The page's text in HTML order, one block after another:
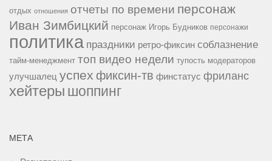
отдых отношения отчеты по времени персонаж
Иван Зимбицкий персонаж Игорь Будников персонажи
политика праздники ретро-фиксин соблазнение
тайм-менеджмент топ видео недели тупость модераторов
улучшалец успех фиксин-тв финстатус фриланс
хейтеры шоппинг
МЕТА